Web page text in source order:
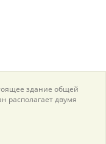
здание общей
располагает двумя